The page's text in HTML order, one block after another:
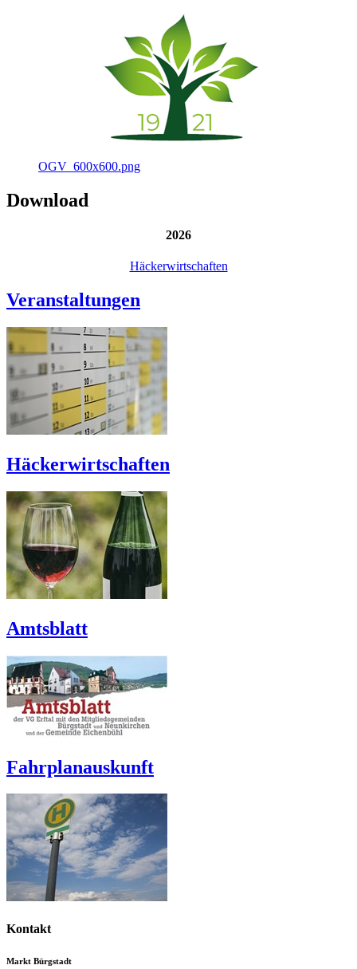
OGV_600x600.png
Download
2026
Häckerwirtschaften
Veranstaltungen
Häckerwirtschaften
Amtsblatt
Fahrplanauskunft
Kontakt
Markt Bürgstadt